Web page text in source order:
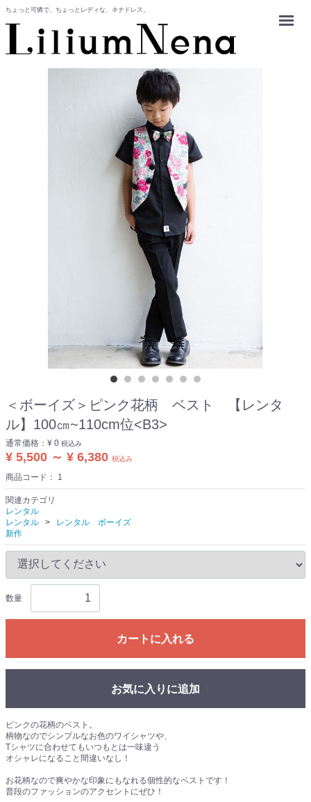
ちょっと可憐で、ちょっとレディな、ネナドレス。
＜ボーイズ＞ピンク花柄 ベスト 【レンタ
ル】100㎝~110cm位<B3>
通常価格： ¥ 0 税込み
¥ 5,500 ～ ¥ 6,380 税込み
商品コード： 1
関連カテゴリ
レンタル
レンタル
レンタル ボーイズ
新作
数量
カートに入れる
お気に入りに追加
ピンクの花柄のベスト。
柄物なのでシンプルなお色のワイシャツや、
Tシャツに合わせてもいつもとは一味違う
オシャレになること間違いなし！
お花柄なので爽やかな印象にもなれる個性的なベストです！
普段のファッションのアクセントにぜひ！